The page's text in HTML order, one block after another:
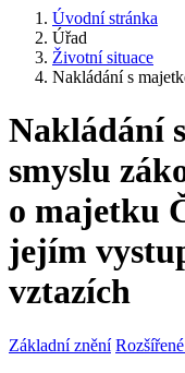
Úvodní stránka
Úřad
Životní situace
Nakládání s
Nakládání
smyslu
o majetku
jejím
vztazích
Základní znění